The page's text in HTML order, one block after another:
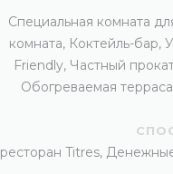
Специальная комната
комната, Коктейль-бар,
Friendly, Частный
Обогреваемая
ресторан Titres,